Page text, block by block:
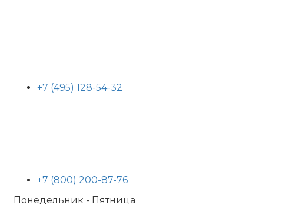
+7 (495) 128-54-32
+7 (800) 200-87-76
Понедельник - Пятница